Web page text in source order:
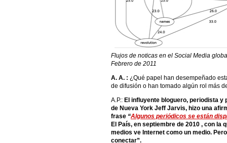
Flujos de noticas en el Social Media
Febrero de 2011
A. A. : ¿Qué papel han desempeñado
de difusión o han tomado algún rol más
A.P.: El influyente bloguero, periodista
de Nueva York Jeff Jarvis, hizo una
frase “Algunos periódicos se están
El País, en septiembre de 2010 , con la
medios ve Internet como un medio.
conectar”.